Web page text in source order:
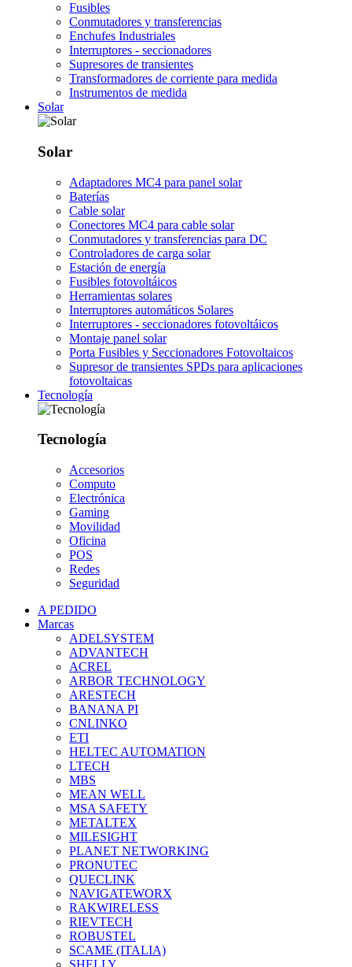
Fusibles
Conmutadores y transferencias
Enchufes Industriales
Interruptores - seccionadores
Supresores de transientes
Transformadores de corriente para medida
Instrumentos de medida
Solar
Solar
Adaptadores MC4 para panel solar
Baterías
Cable solar
Conectores MC4 para cable solar
Conmutadores y transferencias para DC
Controladores de carga solar
Estación de energía
Fusibles fotovoltáicos
Herramientas solares
Interruptores automáticos Solares
Interruptores - seccionadores fotovoltáicos
Montaje panel solar
Porta Fusibles y Seccionadores Fotovoltaicos
Supresor de transientes SPDs para aplicaciones
fotovoltaicas
Tecnología
Tecnología
Accesorios
Computo
Electrónica
Gaming
Movilidad
Oficina
POS
Redes
Seguridad
A PEDIDO
Marcas
ADELSYSTEM
ADVANTECH
ACREL
ARBOR TECHNOLOGY
ARESTECH
BANANA PI
CNLINKO
ETI
HELTEC AUTOMATION
LTECH
MBS
MEAN WELL
MSA SAFETY
METALTEX
MILESIGHT
PLANET NETWORKING
PRONUTEC
QUECLINK
NAVIGATEWORX
RAKWIRELESS
RIEVTECH
ROBUSTEL
SCAME (ITALIA)
SHELLY